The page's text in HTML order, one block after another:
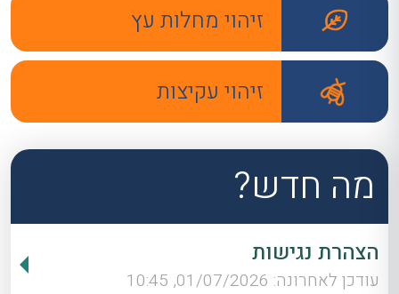
זיהוי מחלות עץ
זיהוי עקיצות
מה חדש?
הצהרת נגישות
עודכן לאחרונה: 01/07/2026, 10:45